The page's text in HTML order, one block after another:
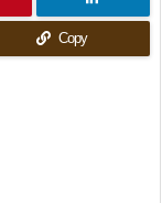
Copy